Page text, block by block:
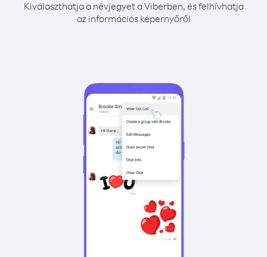
Kiválaszthatja a névjegyet a Viberben, és felhívhatja
az információs képernyőről